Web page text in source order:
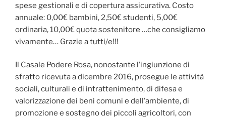
spese gestionali e di copertura assicurativa. Costo
annuale: 0,00€ bambini, 2,50€ studenti, 5,00€
ordinaria, 10,00€ quota sostenitore …che consigliamo
vivamente… Grazie a tutti/e!!!
Il Casale Podere Rosa, nonostante l’ingiunzione di
sfratto ricevuta a dicembre 2016, prosegue le attività
sociali, culturali e di intrattenimento, di difesa e
valorizzazione dei beni comuni e dell’ambiente, di
promozione e sostegno dei piccoli agricoltori, con